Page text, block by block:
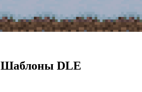
Шаблоны DLE